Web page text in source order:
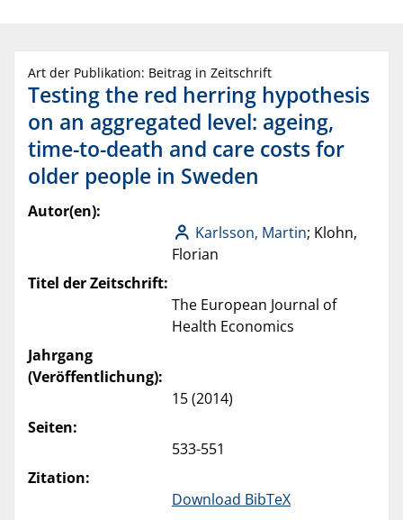
Art der Publikation: Beitrag in Zeitschrift
Testing the red herring hypothesis
on an aggregated level: ageing,
time-to-death and care costs for
older people in Sweden
Autor(en):
Karlsson, Martin; Klohn,
Florian
Titel der Zeitschrift:
The European Journal of
Health Economics
Jahrgang
(Veröffentlichung):
15 (2014)
Seiten:
533-551
Zitation:
Download BibTeX